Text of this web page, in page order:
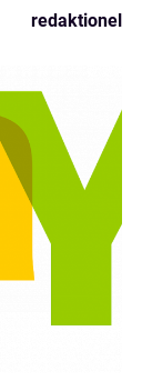
redaktionel